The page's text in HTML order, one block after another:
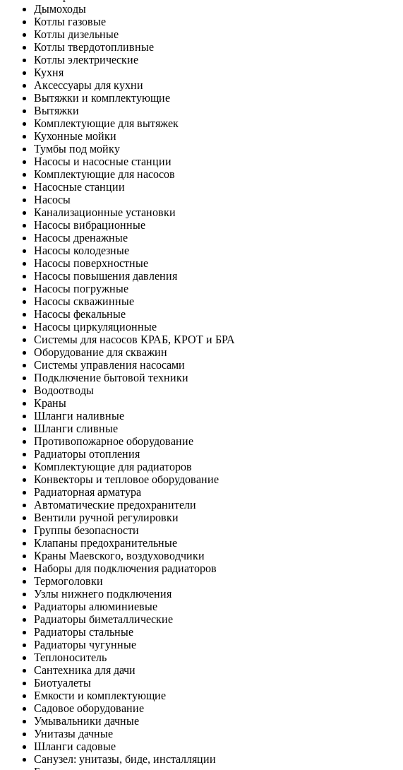
Дымоходы
Котлы газовые
Котлы дизельные
Котлы твердотопливные
Котлы электрические
Кухня
Аксессуары для кухни
Вытяжки и комплектующие
Вытяжки
Комплектующие для вытяжек
Кухонные мойки
Тумбы под мойку
Насосы и насосные станции
Комплектующие для насосов
Насосные станции
Насосы
Канализационные установки
Насосы вибрационные
Насосы дренажные
Насосы колодезные
Насосы поверхностные
Насосы повышения давления
Насосы погружные
Насосы скважинные
Насосы фекальные
Насосы циркуляционные
Системы для насосов КРАБ, КРОТ и БРА
Оборудование для скважин
Системы управления насосами
Подключение бытовой техники
Водоотводы
Краны
Шланги наливные
Шланги сливные
Противопожарное оборудование
Радиаторы отопления
Комплектующие для радиаторов
Конвекторы и тепловое оборудование
Радиаторная арматура
Автоматические предохранители
Вентили ручной регулировки
Группы безопасности
Клапаны предохранительные
Краны Маевского, воздуховодчики
Наборы для подключения радиаторов
Термоголовки
Узлы нижнего подключения
Радиаторы алюминиевые
Радиаторы биметаллические
Радиаторы стальные
Радиаторы чугунные
Теплоноситель
Сантехника для дачи
Биотуалеты
Емкости и комплектующие
Садовое оборудование
Умывальники дачные
Унитазы дачные
Шланги садовые
Санузел: унитазы, биде, инсталляции